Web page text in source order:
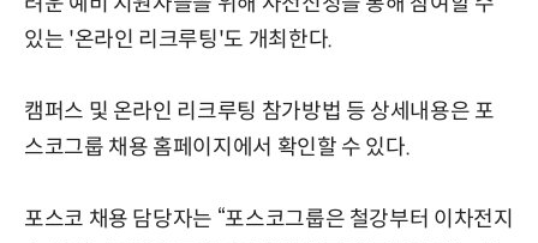
있는 '온라인 리크루팅'도 개최한다.
캠퍼스 및 온라인 리크루팅 참가방법 등 상세내용은 포
스코그룹 채용 홈페이지에서 확인할 수 있다.
포스코 채용 담당자는 “포스코그룹은 철강부터 이차전지